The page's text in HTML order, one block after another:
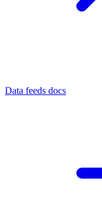
Data feeds docs